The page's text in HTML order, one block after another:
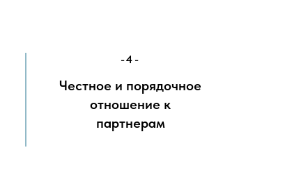
-4-
Честное и порядочное
отношение к
партнерам